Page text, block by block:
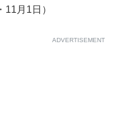
月1日）
ADVERTISEMENT